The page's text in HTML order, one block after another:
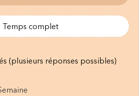
Temps complet
(plusieurs réponses possibles)